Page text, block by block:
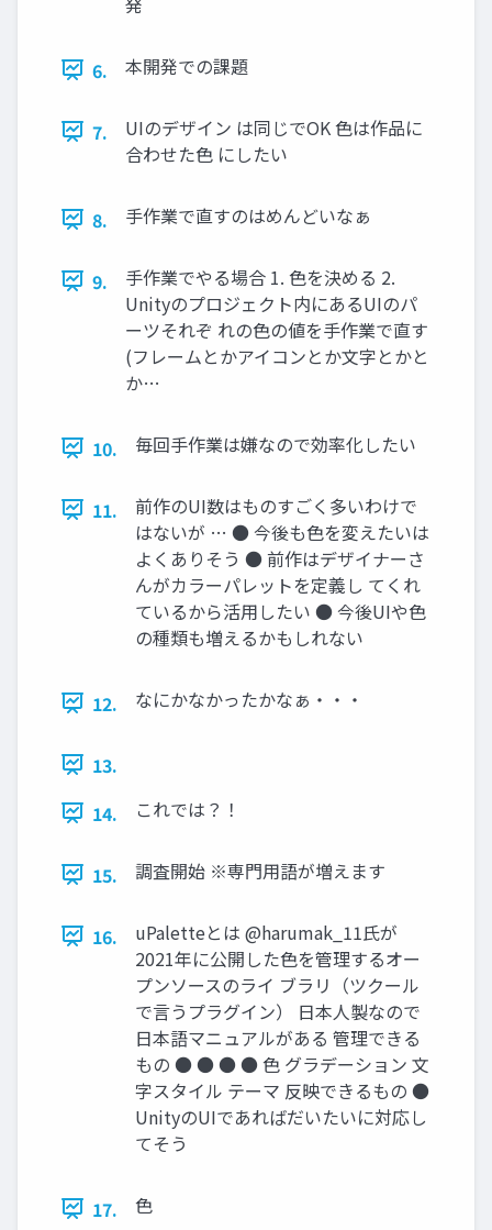
6. 本開発での課題
7.
UIのデザイン は同じでOK 色は作品に
合わせた色 にしたい
8. 手作業で直すのはめんどいなぁ
9.
手作業でやる場合 1. 色を決める 2.
Unityのプロジェクト内にあるUIのパ
ーツそれぞ れの色の値を手作業で直す
(フレームとかアイコンとか文字とかと
か…
10. 毎回手作業は嫌なので効率化したい
11.
前作のUI数はものすごく多いわけで
はないが … ● 今後も色を変えたいは
よくありそう ● 前作はデザイナーさ
んがカラーパレットを定義し てくれ
ているから活用したい ● 今後UIや色
の種類も増えるかもしれない
12. なにかなかったかなぁ・・・
13.
14.
これでは？！
15. 調査開始 ※専門用語が増えます
16.
uPaletteとは @harumak_11氏が
2021年に公開した色を管理するオー
プンソースのライ ブラリ（ツクール
で言うプラグイン） 日本人製なので
日本語マニュアルがある 管理できる
もの ● ● ● ● 色 グラデーション 文
字スタイル テーマ 反映できるもの ●
UnityのUIであればだいたいに対応し
てそう
17. 色